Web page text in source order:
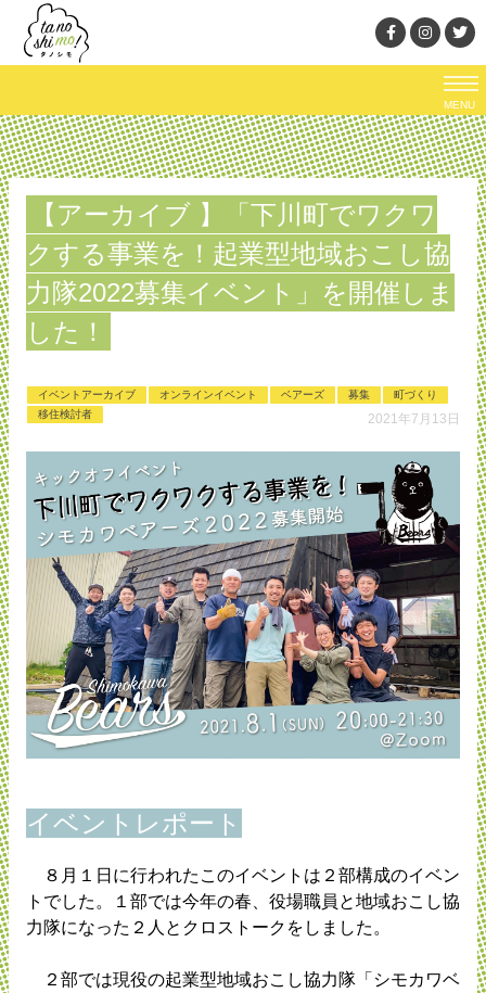
MENU
【アーカイブ 】「下川町でワクワ
クする事業を！起業型地域おこし協
力隊2022募集イベント」を開催しま
した！
2021年7月13日
イベントアーカイブ オンラインイベント ベアーズ 募集
町づくり
移住検討者
イベントレポート
８月１日に行われたこのイベントは２部構成のイベン
トでした。１部では今年の春、役場職員と地域おこし協
力隊になった２人とクロストークをしました。
２部では現役の起業型地域おこし協力隊「シモカワベ